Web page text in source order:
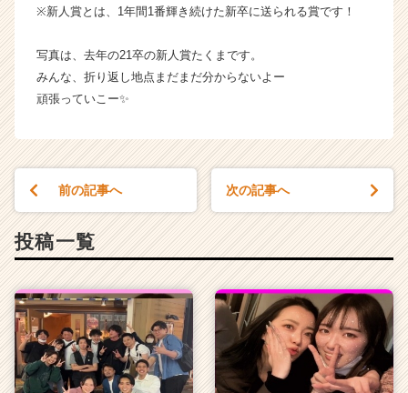
就
サ
イ
ア
e
C
a
r
e
※新人賞とは、1年間1番輝き続けた新卒に送られる賞です！
写真は、去年の21卒の新人賞たくまです。
みんな、折り返し地点まだまだ分からないよー
頑張っていこー✨
前の記事へ 次の記事へ
投稿一覧